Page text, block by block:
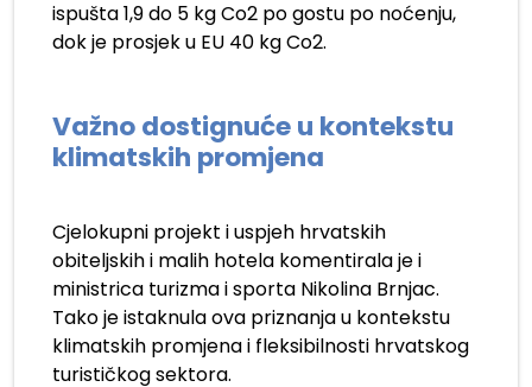
ispušta 1,9 do 5 kg Co2 po gostu po noćenju,
dok je prosjek u EU 40 kg Co2.
Važno dostignuće u kontekstu
klimatskih promjena
Cjelokupni projekt i uspjeh hrvatskih
obiteljskih i malih hotela komentirala je i
ministrica turizma i sporta Nikolina Brnjac.
Tako je istaknula ova priznanja u kontekstu
klimatskih promjena i fleksibilnosti hrvatskog
turističkog sektora.